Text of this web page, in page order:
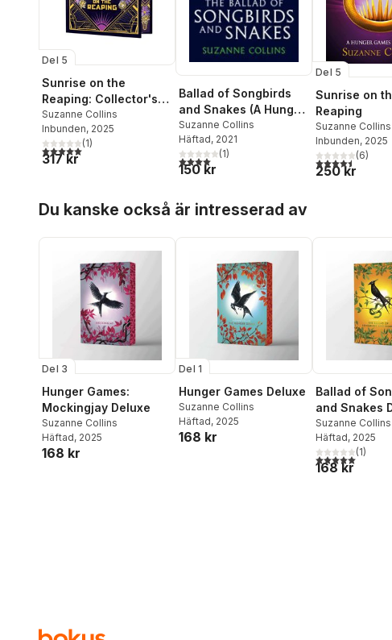
Del 5
Sunrise on the
Reaping: Collector's
Edition (A Hunger
Games Novel)
Suzanne Collins
Inbunden, 2025
5,0utav 5 stjärnor. Totalt antal röster:
(1)
317 kr
Ballad of Songbirds
and Snakes (A Hunger
Games Novel)
Suzanne Collins
Häftad, 2021
4,0utav 5 stjärnor. Totalt antal röster:
(1)
150 kr
Del 5
Sunrise on
Reaping
Suzanne Collins
Inbunden, 2025
4,5utav 5(6)
250 kr
Du kanske också är intresserad av
Del 3
Hunger Games:
Mockingjay Deluxe
Suzanne Collins
Häftad, 2025
168 kr
Del 1
Hunger Games Deluxe
Suzanne Collins
Häftad, 2025
168 kr
Ballad of
and Snakes
Suzanne Collins
Häftad, 2025
5,0utav 5(1)
168 kr